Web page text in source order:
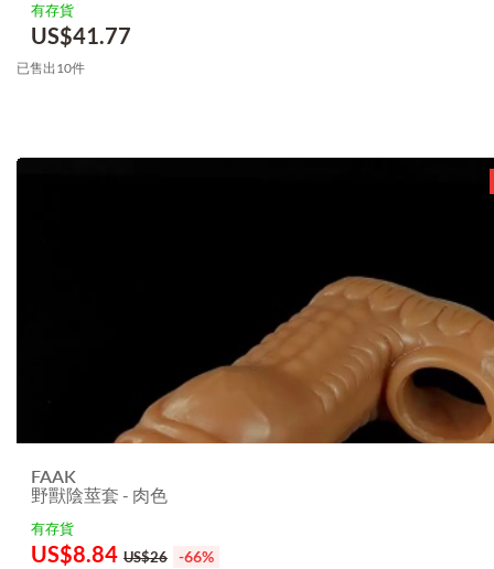
有存貨
US$41.77
已售出10件
FAAK
野獸陰莖套 - 肉色
有存貨
US$8.84 US$26 -66%